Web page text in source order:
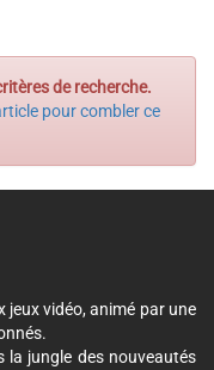
de recherche.
pour combler ce
jeux vidéo, animé par une
la jungle des nouveautés